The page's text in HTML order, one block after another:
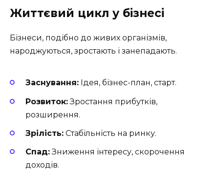
Життєвий цикл у бізнесі
Бізнеси, подібно до живих організмів,
народжуються, зростають і занепадають.
Заснування: Ідея, бізнес-план, старт.
Розвиток:Зростання прибутків,
розширення.
Зрілість: Стабільність на ринку.
Спад:Зниження інтересу, скорочення
доходів.